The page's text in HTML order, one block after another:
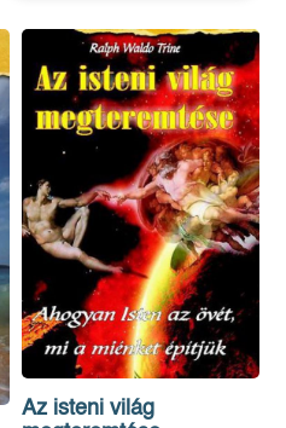
Az isteni világ